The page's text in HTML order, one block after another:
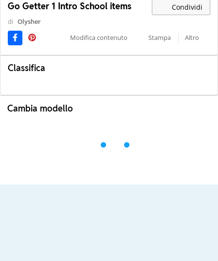
Go Getter 1 Intro School items Condividi
di Olysher
Modifica contenuto
Stampa Altro
Classifica
Cambia modello